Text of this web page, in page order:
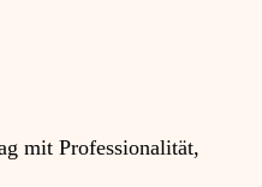
mit Professionalität,